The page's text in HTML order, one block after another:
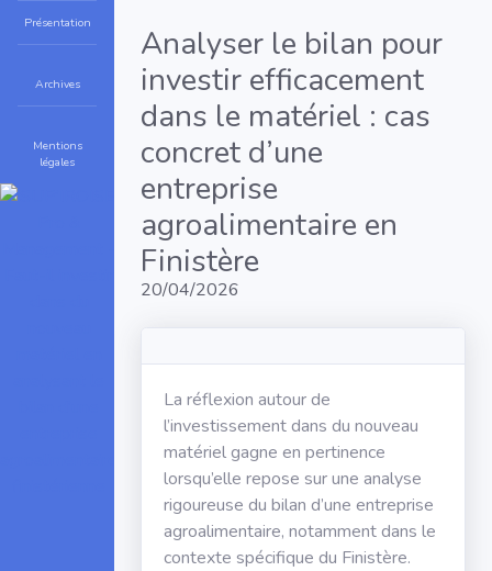
Présentation
Archives
Mentions
légales
Analyser le bilan pour
investir efficacement
dans le matériel : cas
concret d’une
entreprise
agroalimentaire en
Finistère
20/04/2026
La réflexion autour de
l’investissement dans du nouveau
matériel gagne en pertinence
lorsqu’elle repose sur une analyse
rigoureuse du bilan d’une entreprise
agroalimentaire, notamment dans le
contexte spécifique du Finistère.